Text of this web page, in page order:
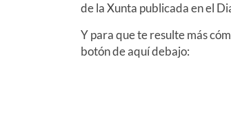
de la Xunta publicada en el
Y para que te resulte más
botón de aquí debajo: